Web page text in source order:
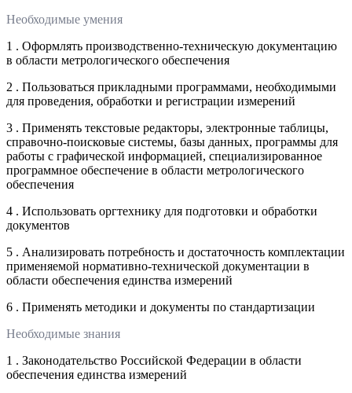
Необходимые умения
1 . Оформлять производственно-техническую документацию
в области метрологического обеспечения
2 . Пользоваться прикладными программами, необходимыми
для проведения, обработки и регистрации измерений
3 . Применять текстовые редакторы, электронные таблицы,
справочно-поисковые системы, базы данных, программы для
работы с графической информацией, специализированное
программное обеспечение в области метрологического
обеспечения
4 . Использовать оргтехнику для подготовки и обработки
документов
5 . Анализировать потребность и достаточность комплектации
применяемой нормативно-технической документации в
области обеспечения единства измерений
6 . Применять методики и документы по стандартизации
Необходимые знания
1 . Законодательство Российской Федерации в области
обеспечения единства измерений